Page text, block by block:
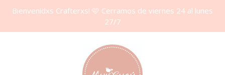
Bienvenidxs Crafterxs! 🩷 Cerramos de viernes 24 al lunes
27/7